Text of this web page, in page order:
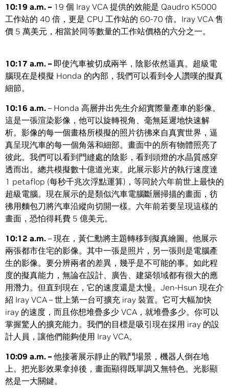
10:19 a.m. – 19 個 Iray VCA 提供的效能是 Qaudro K5000
工作站的 40 倍，更是 CPU 工作站的 60-70 倍。Iray VCA 售
價 5 萬美元，相當於同等數量的工作站價格的六分之一。
10:17 a.m. –即使汽車被切成兩半，陰影依然逼真。超級電
腦現在是模擬 Honda 的內部，我們可以看到令人讚嘆的擬真
細節。
10:16 a.m. – Honda 高層井出先生介紹實際量產車的影像。
這是一張渲染影像，他可以旋轉視角、毫無延遲地快速解
析。影像的每一個畫格所模擬的照片彷彿來自真實世界，逼
真呈現汽車的每一個角落和細部。畫面中的所有物體照亮了
彼此。我們可以看到門縫處的陰影，看到頭燈的水晶質感穿
透而出。總共模擬數十億道光束。此展示影片的執行速度達
1 petaflop (每秒千兆次浮點運算)，等同於六年前世上最快的
超級電腦。現在展示的是類似汽車電腦斷層掃描的畫面，彷
彿用麵包刀將汽車沿縱向切開一樣。六年前若要呈現這樣的
畫面，恐怕得耗費 5 億美元。
10:12 a.m. – 現在，黃仁勳將主題轉移到擬真繪圖。他展示
兩張都市住宅的影像。其中一張是照片，另一張則是電腦產
生的影像。要分辨兩者的差異，幾乎是不可能的事。如此程
度的擬真能力，無論在設計、廣告、建築領域都有很大的應
用潛力。但直到現在，它的速度還是太慢。Jen-Hsun 現在介
紹 Iray VCA – 世上第一台可擴充 iray 裝置。它可大幅加快
iray 的速度，而且你想堆疊多少 VCA，就堆疊多少。你可以
掌握驚人的擴充能力。我們的目標是吸引現在採用 iray 的設
計人員，讓他們能夠使用 Iray VCA。
10:09 a.m. –他接著展示靜止的戰鬥場景，機器人倒在地
上。把光影效果拿掉後，畫面顯得既單調又無特色。光影顯
然是一大關鍵。